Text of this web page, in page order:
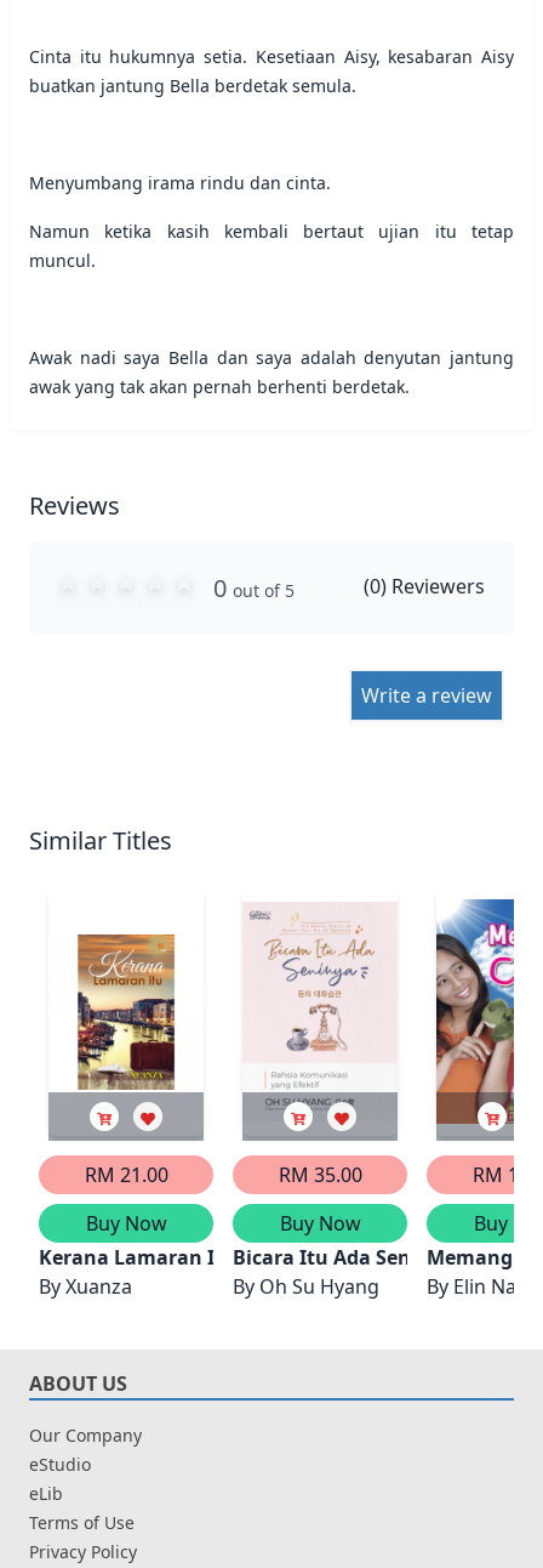
Cinta itu hukumnya setia. Kesetiaan Aisy, kesabaran Aisy
buatkan jantung Bella berdetak semula.
Menyumbang irama rindu dan cinta.
Namun ketika kasih kembali bertaut ujian itu tetap
muncul.
Awak nadi saya Bella dan saya adalah denyutan jantung
awak yang tak akan pernah berhenti berdetak.
Reviews
0 out of 5 (0) Reviewers
Write a review
Similar Titles
RM 21.00
Buy Now
Kerana Lamaran Itu
ByXuanza
RM 35.00
Buy Now
Bicara Itu Ada Seninya
By Oh Su Hyang
RM
Buy
Memang
By Elin Nadia
ABOUT US
Our Company
eStudio
eLib
Terms of Use
Privacy Policy